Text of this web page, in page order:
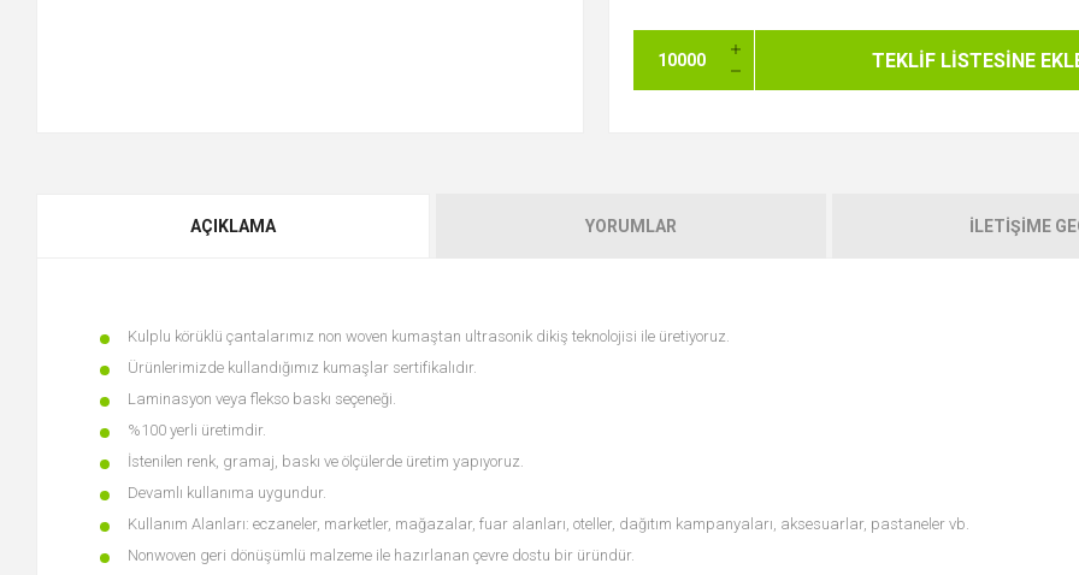
AÇIKLAMA YORUMLAR İLETIŞIME
Kulplu körüklü çantalarımız non woven kumaştan ultrasonik dikiş teknolojisi ile üretiyoruz.
Ürünlerimizde kullandığımız kumaşlar sertifikalıdır.
Laminasyon veya flekso baskı seçeneği.
%100 yerli üretimdir.
İstenilen renk, gramaj, baskı ve ölçülerde üretim yapıyoruz.
Devamlı kullanıma uygundur.
Kullanım Alanları: eczaneler, marketler, mağazalar, fuar alanları, oteller, dağıtım kampanyaları, aksesuarlar, pastaneler vb.
Nonwoven geri dönüşümlü malzeme ile hazırlanan çevre dostu bir üründür.